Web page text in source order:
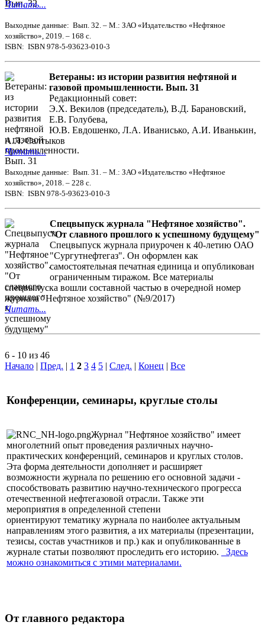
Читать...
Выходные данные: Вып. 32. – М.: ЗАО «Издательство «Нефтяное
хозяйство», 2019. – 168 с.
ISBN: ISBN 978-5-93623-010-3
Ветераны: из истории развития нефтяной и
газовой промышленности. Вып. 31
Редакционный совет:
Э.Х. Векилов (председатель), В.Д. Барановский,
Е.В. Голубева,
Ю.В. Евдошенко, Л.А. Иванисько, А.И. Иванькин,
А.Л. Салтыков
Читать...
Выходные данные: Вып. 31. – М.: ЗАО «Издательство «Нефтяное
хозяйство», 2018. – 228 с.
ISBN: ISBN 978-5-93623-010-3
Спецвыпуск журнала "Нефтяное хозяйство".
"От славного прошлого к успешному будущему"
Спецвыпуск журнала приурочен к 40-летию ОАО
"Сургутнефтегаз". Он оформлен как
самостоятельная печатная единица и опубликован
ограниченным тиражом. Все материалы
спецвыпуска вошли составной частью в очередной номер
журнала "Нефтяное хозяйство" (№9/2017)
Читать...
6 - 10 из 46
Начало | Пред. | 1 2 3 4 5 | След. | Конец | Все
Конференции, семинары, круглые столы
Журнал "Нефтяное хозяйство" имеет
многолетний опыт проведения различных научно-
практических конференций, семинаров и круглых столов.
Эта форма деятельности дополняет и расширяет
возможности журнала по решению его основной задачи -
способствовать развитию научно-технического прогресса
отечественной нефтегазовой отрасли. Также эти
мероприятия в определенной степени
ориентируют тематику журнала по наиболее актуальным
направлениям этого развития, а их материалы (презентации,
тезисы, состав участников и пр.) как и опубликованные в
журнале статьи позволяют проследить его историю.
Здесь
можно ознакомиться с этими материалами.
От главного редактора